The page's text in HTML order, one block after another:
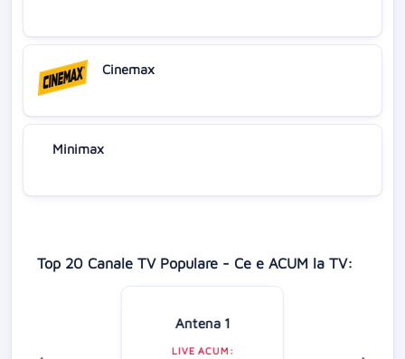
Cinemax
Minimax
Top 20 Canale TV Populare - Ce e ACUM la TV:
Antena 1
LIVE ACUM: